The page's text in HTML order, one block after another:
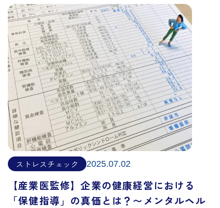
ストレスチェック 2025.07.02
【産業医監修】企業の健康経営における
「保健指導」の真価とは？〜メンタルヘル